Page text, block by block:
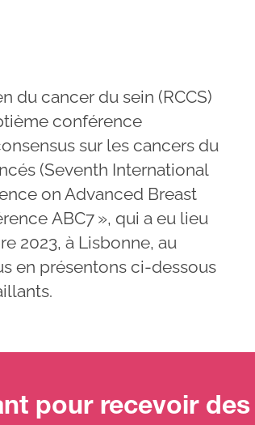
du cancer du sein (RCCS)
conférence
sur les cancers du
(Seventh International
on Advanced Breast
ABC7 », qui a eu lieu
2023, à Lisbonne, au
en présentons ci-dessous
pour recevoir